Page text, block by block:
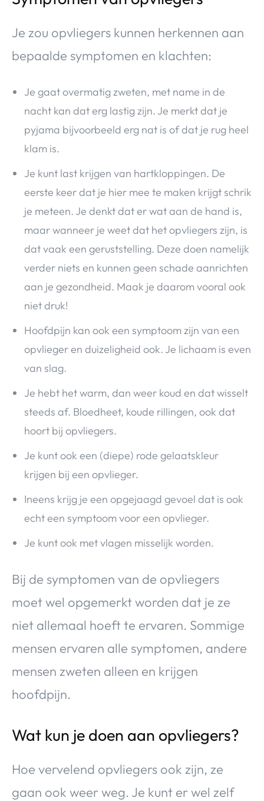
Je zou opvliegers kunnen herkennen aan
bepaalde symptomen en klachten:
Je gaat overmatig zweten, met name in de
nacht kan dat erg lastig zijn. Je merkt dat je
pyjama bijvoorbeeld erg nat is of dat je rug heel
klam is.
Je kunt last krijgen van hartkloppingen. De
eerste keer dat je hier mee te maken krijgt schrik
je meteen. Je denkt dat er wat aan de hand is,
maar wanneer je weet dat het opvliegers zijn, is
dat vaak een geruststelling. Deze doen namelijk
verder niets en kunnen geen schade aanrichten
aan je gezondheid. Maak je daarom vooral ook
niet druk!
Hoofdpijn kan ook een symptoom zijn van een
opvlieger en duizeligheid ook. Je lichaam is even
van slag.
Je hebt het warm, dan weer koud en dat wisselt
steeds af. Bloedheet, koude rillingen, ook dat
hoort bij opvliegers.
Je kunt ook een (diepe) rode gelaatskleur
krijgen bij een opvlieger.
Ineens krijg je een opgejaagd gevoel dat is ook
echt een symptoom voor een opvlieger.
Je kunt ook met vlagen misselijk worden.
Bij de symptomen van de opvliegers
moet wel opgemerkt worden dat je ze
niet allemaal hoeft te ervaren. Sommige
mensen ervaren alle symptomen, andere
mensen zweten alleen en krijgen
hoofdpijn.
Wat kun je doen aan opvliegers?
Hoe vervelend opvliegers ook zijn, ze
gaan ook weer weg. Je kunt er wel zelf